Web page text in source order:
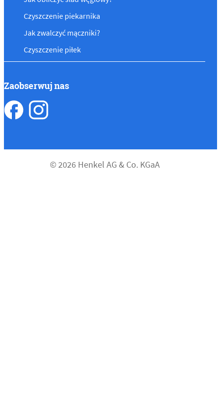
Czyszczenie piekarnika
Jak zwalczyć mączniki?
Czyszczenie piłek
Zaobserwuj nas
© 2026 Henkel AG & Co. KGaA